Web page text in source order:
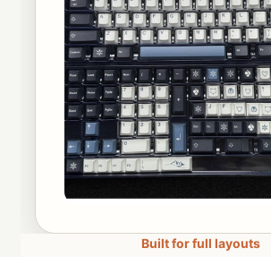
Built for full layouts